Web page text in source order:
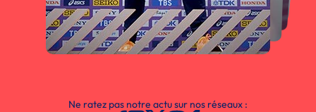
Ne ratez pas notre actu sur nos réseaux :